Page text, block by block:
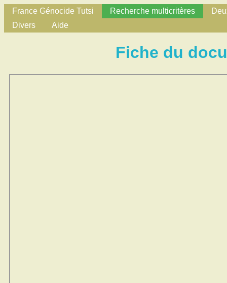
France Génocide Tutsi Recherche multicritères
Divers
Aide
Fiche du